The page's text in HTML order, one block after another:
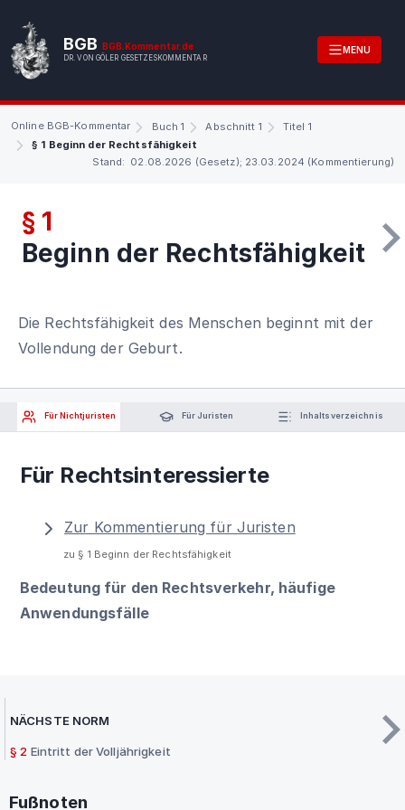
BGB BGB.Kommentar.de
DR. VON GÖLER GESETZESKOMMENTAR
MENU
Online BGB-Kommentar Buch 1 Abschnitt 1
Titel 1
§ 1 Beginn der Rechtsfähigkeit
Stand: 02.08.2026 (Gesetz); 23.03.2024 (Kommentierung)
§ 1
Beginn der Rechtsfähigkeit
Die Rechtsfähigkeit des Menschen beginnt mit der
Vollendung der Geburt.
Für Nichtjuristen Für Juristen Inhaltsverzeichnis
Für Rechtsinteressierte
Zur Kommentierung für Juristen
zu § 1 Beginn der Rechtsfähigkeit
Bedeutung für den Rechtsverkehr, häufige
Anwendungsfälle
NÄCHSTE NORM
§ 2 Eintritt der Volljährigkeit
Fußnoten